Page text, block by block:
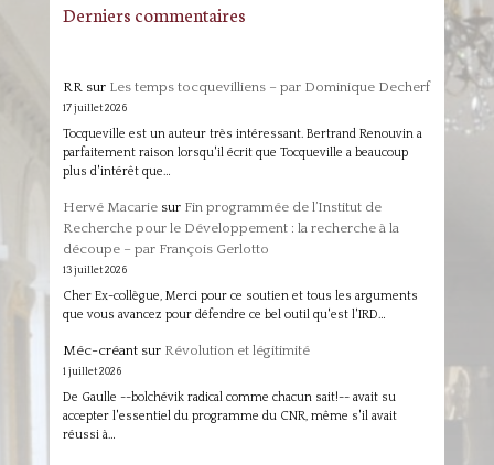
Derniers commentaires
RRsur Les temps tocquevilliens – par Dominique Decherf
17 juillet 2026
Tocqueville est un auteur très intéressant. Bertrand Renouvin a
parfaitement raison lorsqu'il écrit que Tocqueville a beaucoup
plus d'intérêt que…
Hervé Macariesur Fin programmée de l’Institut de
Recherche pour le Développement : la recherche à la
découpe – par François Gerlotto
13 juillet 2026
Cher Ex-collègue, Merci pour ce soutien et tous les arguments
que vous avancez pour défendre ce bel outil qu'est l'IRD…
Méc-créantsur Révolution et légitimité
1 juillet 2026
De Gaulle --bolchévik radical comme chacun sait!-- avait su
accepter l'essentiel du programme du CNR, même s'il avait
réussi à…